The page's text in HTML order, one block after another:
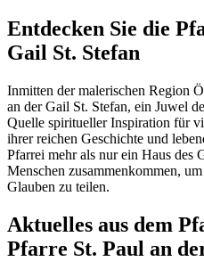
Entdecken Sie die
Gail St. Stefan
Inmitten der malerischen Region
an der Gail St. Stefan, ein Juwel
Quelle spiritueller Inspiration für
ihrer reichen Geschichte und
Pfarrei mehr als nur ein Haus des
Menschen zusammenkommen,
Glauben zu teilen.
Aktuelles aus dem
Pfarre St. Paul an